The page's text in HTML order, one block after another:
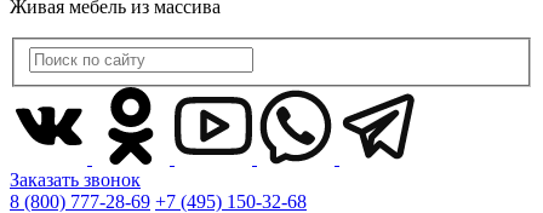
Живая мебель из массива
Заказать звонок
8 (800) 777-28-69 +7 (495) 150-32-68